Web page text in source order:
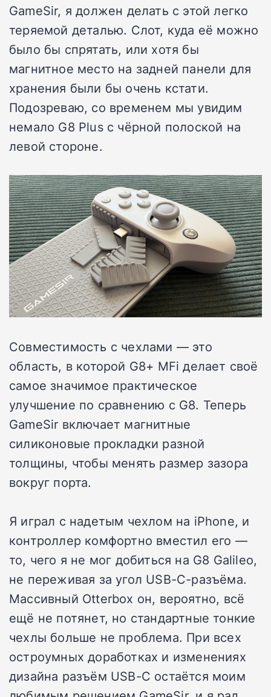
GameSir, я должен делать с этой легко
теряемой деталью. Слот, куда её можно
было бы спрятать, или хотя бы
магнитное место на задней панели для
хранения были бы очень кстати.
Подозреваю, со временем мы увидим
немало G8 Plus с чёрной полоской на
левой стороне.
Совместимость с чехлами — это
область, в которой G8+ MFi делает своё
самое значимое практическое
улучшение по сравнению с G8. Теперь
GameSir включает магнитные
силиконовые прокладки разной
толщины, чтобы менять размер зазора
вокруг порта.
Я играл с надетым чехлом на iPhone, и
контроллер комфортно вместил его —
то, чего я не мог добиться на G8 Galileo,
не переживая за угол USB-C-разъёма.
Массивный Otterbox он, вероятно, всё
ещё не потянет, но стандартные тонкие
чехлы больше не проблема. При всех
остроумных доработках и изменениях
дизайна разъём USB-C остаётся моим